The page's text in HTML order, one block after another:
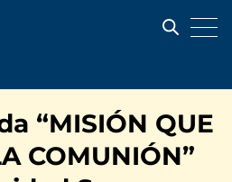
“MISIÓN QUE
COMUNIÓN”